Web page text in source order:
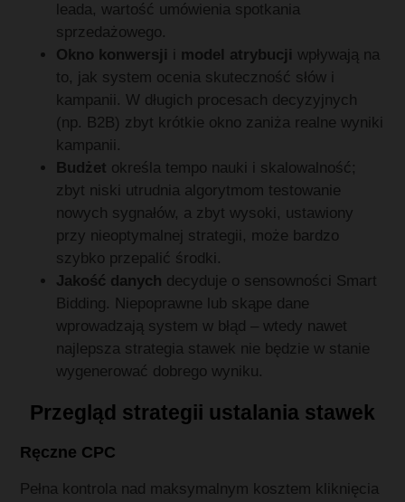
leada, wartość umówienia spotkania
sprzedażowego.
Okno konwersji i model atrybucji wpływają na
to, jak system ocenia skuteczność słów i
kampanii. W długich procesach decyzyjnych
(np. B2B) zbyt krótkie okno zaniża realne wyniki
kampanii.
Budżet określa tempo nauki i skalowalność;
zbyt niski utrudnia algorytmom testowanie
nowych sygnałów, a zbyt wysoki, ustawiony
przy nieoptymalnej strategii, może bardzo
szybko przepalić środki.
Jakość danych decyduje o sensowności Smart
Bidding. Niepoprawne lub skąpe dane
wprowadzają system w błąd – wtedy nawet
najlepsza strategia stawek nie będzie w stanie
wygenerować dobrego wyniku.
Przegląd strategii ustalania stawek
Ręczne CPC
Pełna kontrola nad maksymalnym kosztem kliknięcia